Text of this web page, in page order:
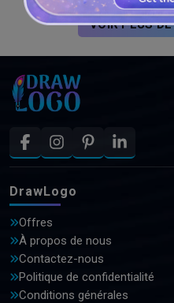
VOIR PLUS
DrawLogo
Offres
À propos de nous
Contactez-nous
Politique de confidentialité
Conditions générales